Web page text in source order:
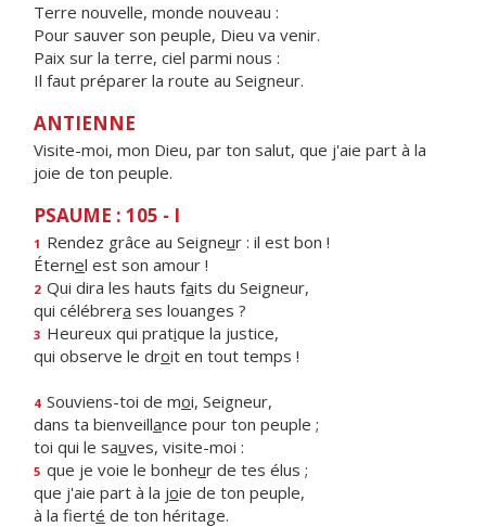
Terre nouvelle, monde nouveau :
Pour sauver son peuple, Dieu va venir.
Paix sur la terre, ciel parmi nous :
Il faut préparer la route au Seigneur.
ANTIENNE
Visite-moi, mon Dieu, par ton salut, que j'aie part à la
joie de ton peuple.
PSAUME : 105 - I
1 Rendez grâce au Seigneur : il est bon !
Éternel est son amour !
2 Qui dira les hauts faits du Seigneur,
qui célébrera ses louanges ?
3 Heureux qui pratique la justice,
qui observe le droit en tout temps !
4 Souviens-toi de moi, Seigneur,
dans ta bienveillance pour ton peuple ;
toi qui le sauves, visite-moi :
5 que je voie le bonheur de tes élus ;
que j'aie part à la joie de ton peuple,
à la fierté de ton héritage.